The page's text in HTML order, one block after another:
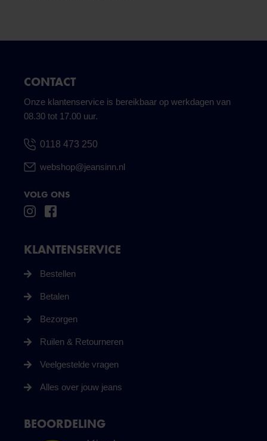
CONTACT
Onze klantenservice is bereikbaar op werkdagen van
08.30 tot 17.00 uur.
0118 473 250
webshop@jeansinn.nl
VOLG ONS
KLANTENSERVICE
Bestellen
Betalen
Bezorgen
Ruilen & Retourneren
Veelgestelde vragen
Alles over jouw jeans
BEOORDELING